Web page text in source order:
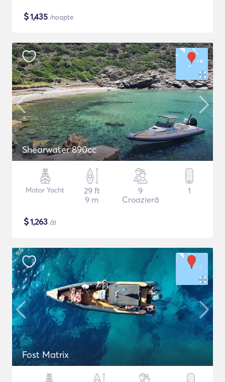
$1,435 /noapte
Shearwater 890cc
Motor Yacht
29 ft
9 m
9
Croazieră
1
$1,263 /zi
Fost Matrix